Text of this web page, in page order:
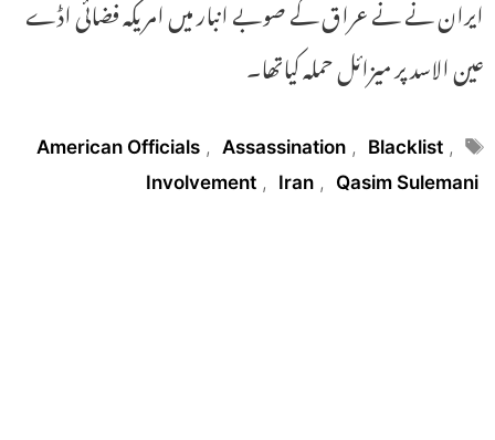
ایران نے نے عراق کے صوبے انبار میں امریکہ فضائی اڈے
عین الاسد پر میزائل حملہ کیاتھا۔
Tags
American Officials , Assassination , Blacklist ,
Involvement , Iran , Qasim Sulemani